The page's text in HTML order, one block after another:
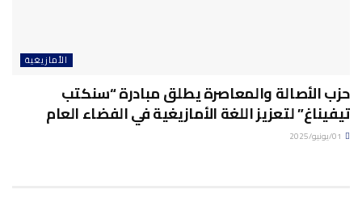
الأمازيغية
حزب الأصالة والمعاصرة يطلق مبادرة “سنكتب
تيفيناغ” لتعزيز اللغة الأمازيغية في الفضاء العام